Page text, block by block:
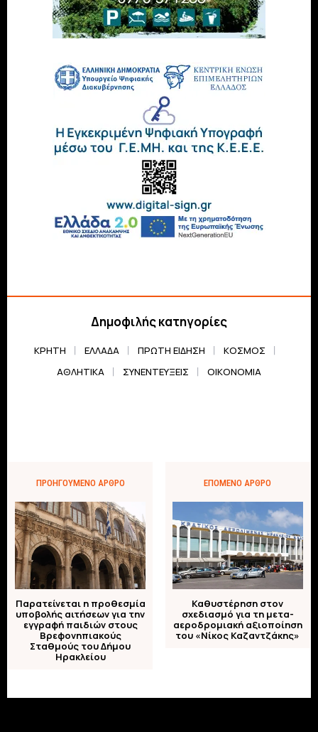
Δημοφιλής κατηγορίες
ΚΡΗΤΗ ΕΛΛΆΔΑ ΠΡΏΤΗ ΕΊΔΗΣΗ
ΚΌΣΜΟΣ
ΑΘΛΗΤΙΚΆ
ΣΥΝΕΝΤΕΎΞΕΙΣ ΟΙΚΟΝΟΜΊΑ
ΠΡΟΗΓΟΎΜΕΝΟ ΆΡΘΡΟ
Παρατείνεται η προθεσμία
υποβολής αιτήσεων για την
εγγραφή παιδιών στους
Βρεφονηπιακούς
Σταθμούς του Δήμου
Ηρακλείου
ΕΠΌΜΕΝΟ ΆΡΘΡΟ
Καθυστέρηση στον
σχεδιασμό για τη μετα-
αεροδρομιακή αξιοποίηση
του «Νίκος Καζαντζάκης»